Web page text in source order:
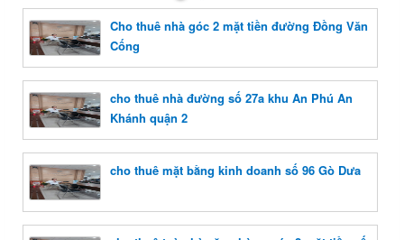
Cho thuê nhà góc 2 mặt tiền đường Đồng Văn
Cống
cho thuê nhà đường số 27a khu An Phú An
Khánh quận 2
cho thuê mặt bằng kinh doanh số 96 Gò Dưa